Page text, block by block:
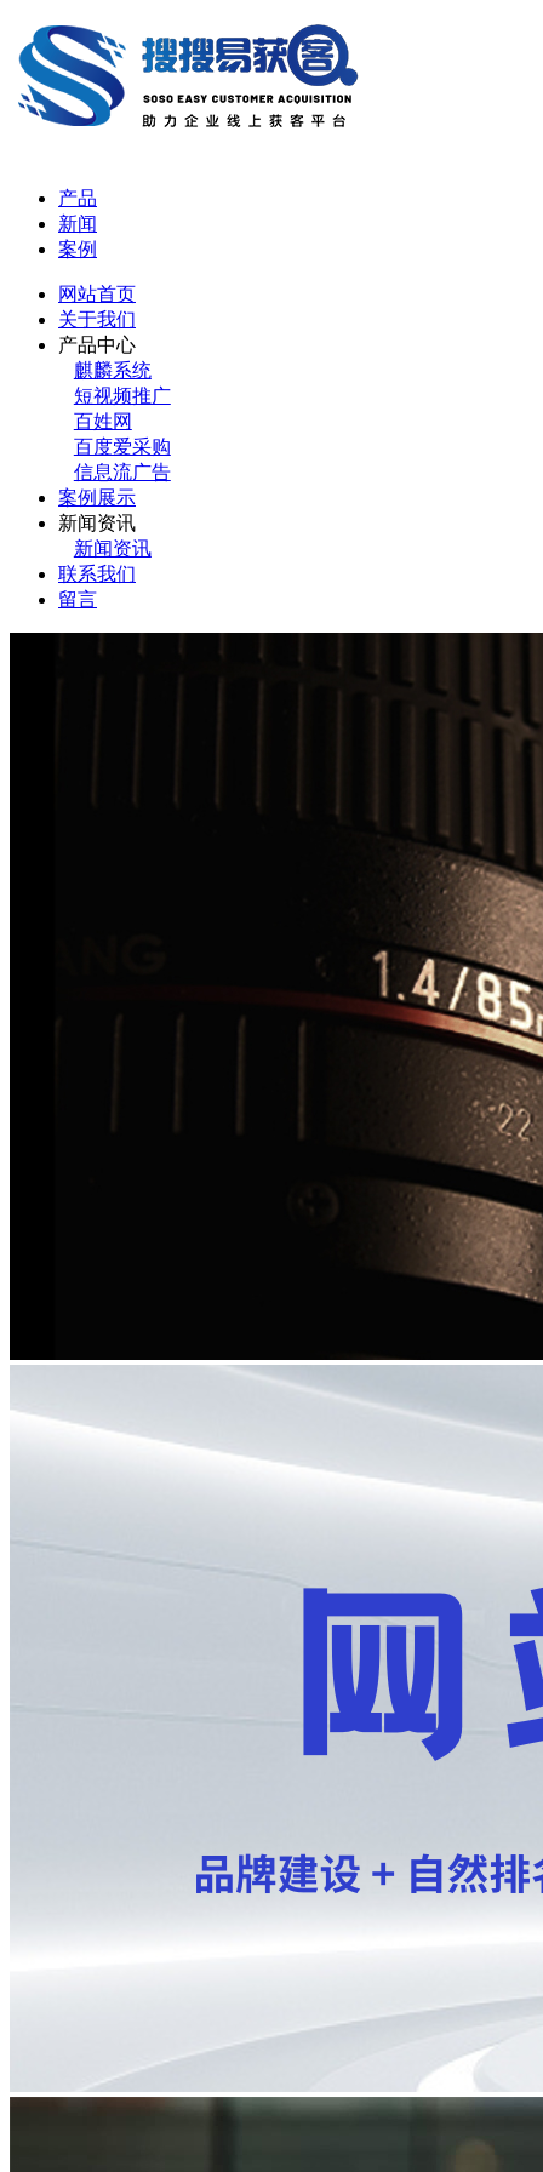
产品
新闻
案例
网站首页
关于我们
产品中心
麒麟系统
短视频推广
百姓网
百度爱采购
信息流广告
案例展示
新闻资讯
新闻资讯
联系我们
留言